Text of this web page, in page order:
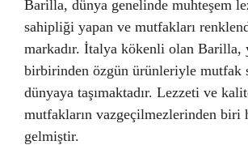
Barilla, dünya genelinde muhteşem
sahipliği yapan ve mutfakları
markadır. İtalya kökenli olan Barilla,
birbirinden özgün ürünleriyle mutfak
dünyaya taşımaktadır. Lezzeti ve
mutfakların vazgeçilmezlerinden biri
gelmiştir.